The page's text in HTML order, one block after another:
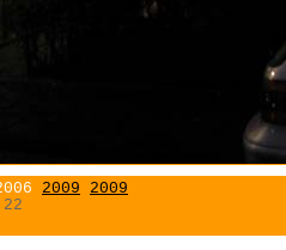
2009
2009